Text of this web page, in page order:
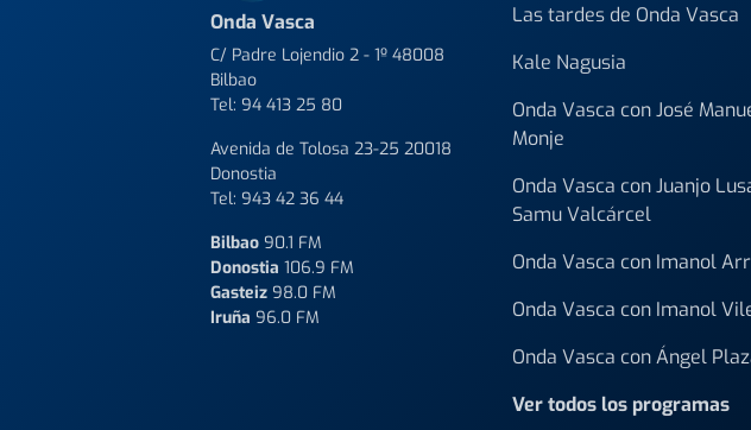
Las tardes de Onda Vasca
Kale Nagusia
Onda Vasca con José
Monje
Onda Vasca con Juanjo
Samu Valcárcel
Onda Vasca con Imanol
Onda Vasca con Imanol
Onda Vasca con Ángel
Ver todos los programas
Onda Vasca
C/ Padre Lojendio 2 - 1º 48008
Bilbao
Tel: 94 413 25 80
Avenida de Tolosa 23-25 20018
Donostia
Tel: 943 42 36 44
Bilbao 90.1 FM
Donostia 106.9 FM
Gasteiz 98.0 FM
Iruña 96.0 FM